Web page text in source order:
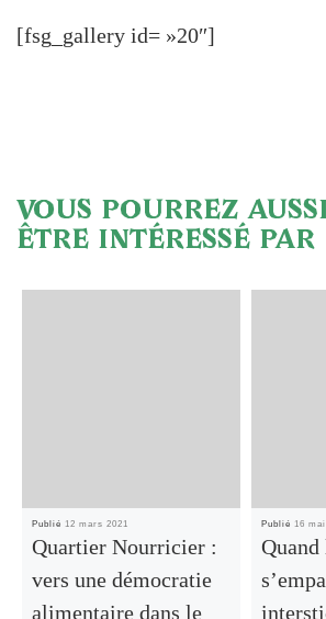
[fsg_gallery id= »20″]
VOUS POURREZ
ÊTRE INTÉRESSÉ PAR
Publié 12 mars 2021
Quartier Nourricier :
vers une démocratie
alimentaire dans le
Publié 16
Quand